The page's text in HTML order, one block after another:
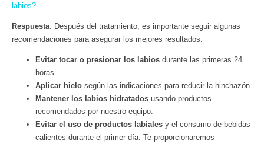
labios?
Respuesta: Después del tratamiento, es importante seguir algunas
recomendaciones para asegurar los mejores resultados:
Evitar tocar o presionar los labios durante las primeras 24
horas.
Aplicar hielo según las indicaciones para reducir la hinchazón.
Mantener los labios hidratados usando productos
recomendados por nuestro equipo.
Evitar el uso de productos labiales y el consumo de bebidas
calientes durante el primer día. Te proporcionaremos